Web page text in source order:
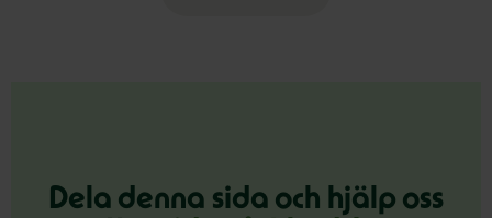
Dela denna sida och hjälp oss